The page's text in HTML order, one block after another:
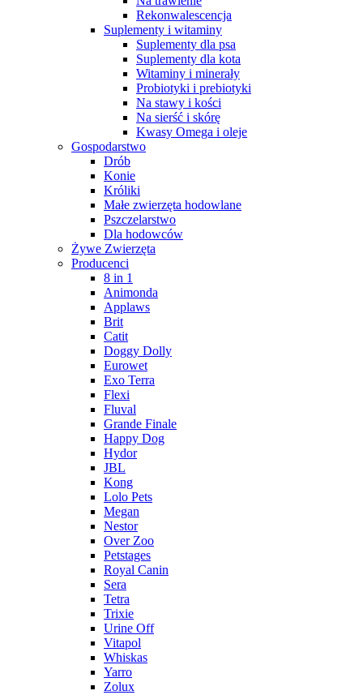
Rekonwalescencja
Suplementy i witaminy
Suplementy dla psa
Suplementy dla kota
Witaminy i minerały
Probiotyki i prebiotyki
Na stawy i kości
Na sierść i skórę
Kwasy Omega i oleje
Gospodarstwo
Drób
Konie
Króliki
Małe zwierzęta hodowlane
Pszczelarstwo
Dla hodowców
Żywe Zwierzęta
Producenci
8 in 1
Animonda
Applaws
Brit
Catit
Doggy Dolly
Eurowet
Exo Terra
Flexi
Fluval
Grande Finale
Happy Dog
Hydor
JBL
Kong
Lolo Pets
Megan
Nestor
Over Zoo
Petstages
Royal Canin
Sera
Tetra
Trixie
Urine Off
Vitapol
Whiskas
Yarro
Zolux